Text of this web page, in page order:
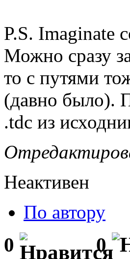
P.S. Imaginate
Можно сразу
то с путями
(давно было).
.tdc из
Неактивен
По автору
0 0